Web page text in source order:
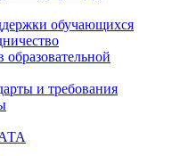
обучающихся
и требования